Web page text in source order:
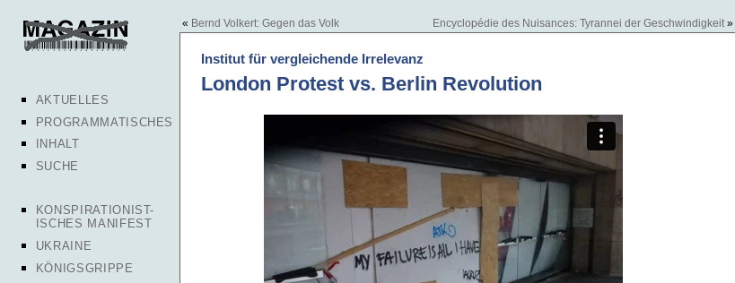
AKTUELLES
PROGRAMMATISCHES
INHALT
SUCHE
KONSPIRATIONIST-
ISCHES MANIFEST
UKRAINE
KÖNIGSGRIPPE
« Bernd Volkert: Gegen das Volk Encyclopédie des Nuisances: Tyrannei der Geschwindigkeit»
Institut für vergleichende Irrelevanz
London Protest vs. Berlin Revolution